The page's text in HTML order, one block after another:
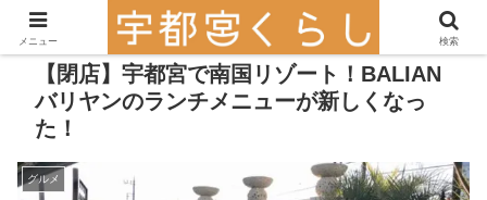
【閉店】宇都宮で南国リゾート！BALIAN
バリヤンのランチメニューが新しくなっ
た！
グルメ
メニュー 検索